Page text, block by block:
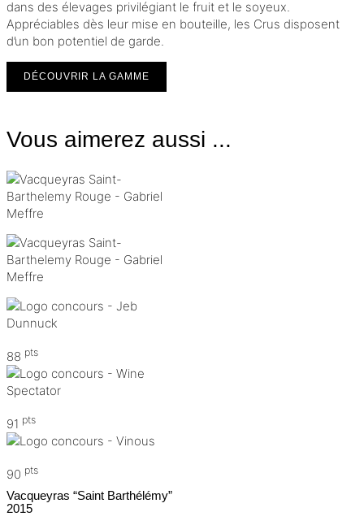
dans des élevages privilégiant le fruit et le soyeux.
Appréciables dès leur mise en bouteille, les Crus disposent
d’un bon potentiel de garde.
DÉCOUVRIR LA GAMME
Vous aimerez aussi ...
88 pts
91 pts
90 pts
Vacqueyras “Saint Barthélémy”
2015